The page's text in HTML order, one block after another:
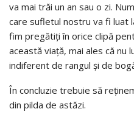
va mai trăi un an sau o zi.
care sufletul nostru va fi luat
fim pregătiţi în orice clipă
această viaţă, mai ales că nu
indiferent de rangul şi de
În concluzie trebuie să
din pilda de astăzi.